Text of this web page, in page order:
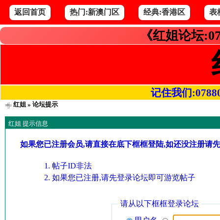
返回首页 热门:新澳门区 经典:香港区 表
《红姐论坛
记住我们
红姐» 论坛提示
红姐 提示信息
如果您已注册会员,请直接在底下框框登陆,如还没注册请
帖子ID非法
如果您已注册,请先登录论坛即可游览帖子
请从以下框框登录论坛